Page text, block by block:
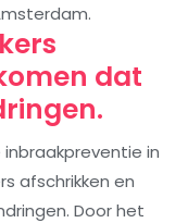
dat
in
afschrikken en
Door het